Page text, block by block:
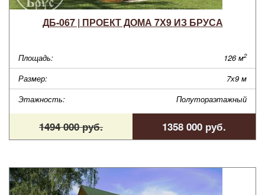
ДБ-067 | ПРОЕКТ ДОМА 7Х9 ИЗ БРУСА
Площадь: 126 м2
Размер:
7х9 м
Этажность:
Полутораэтажный
1494 000 руб. 1358 000 руб.